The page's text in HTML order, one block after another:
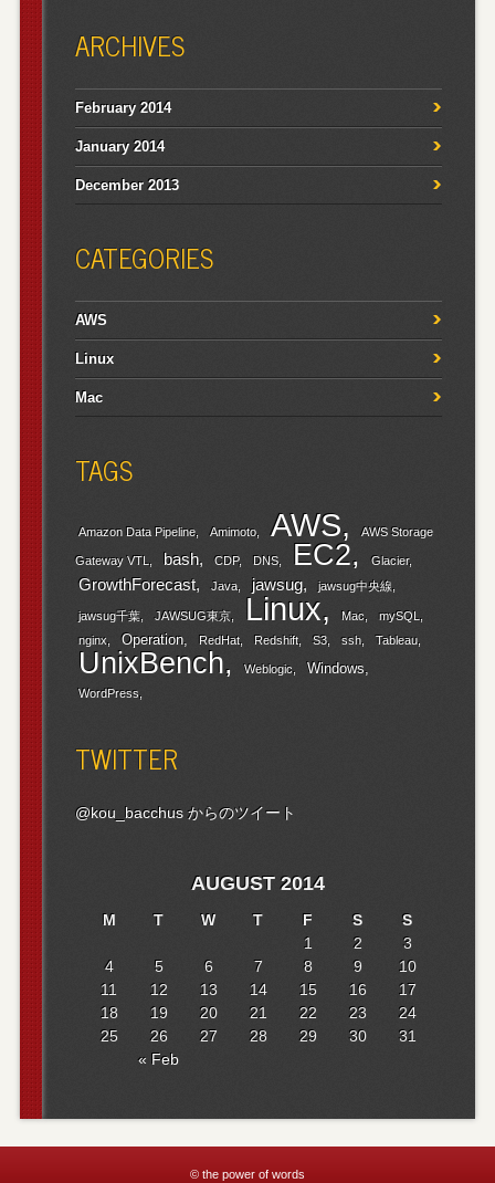
ARCHIVES
February 2014
January 2014
December 2013
CATEGORIES
AWS
Linux
Mac
TAGS
Amazon Data Pipeline Amimoto AWS AWS Storage
Gateway VTL bash CDP DNS EC2 Glacier
GrowthForecast Java jawsug jawsug中央線
jawsug千葉 JAWSUG東京 Linux Mac
mySQL
nginx
Operation RedHat Redshift S3 ssh Tableau
UnixBench Weblogic Windows
WordPress
TWITTER
@kou_bacchus からのツイート
AUGUST 2014
M T W T F S S
« Feb
1 2
3
4
5 6 7 8 9
10
11
12 13 14 15 16
17
18
19 20 21 22 23
24
25
26 27 28 29 30 31
© the power of words